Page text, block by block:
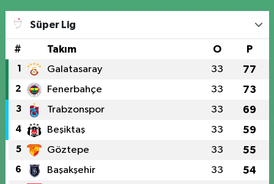
Süper Lig
# Takım O P
1 Galatasaray 33 77
2 Fenerbahçe 33 73
3 Trabzonspor 33 69
4 Beşiktaş 33 59
5 Göztepe 33 55
6 Başakşehir 33 54